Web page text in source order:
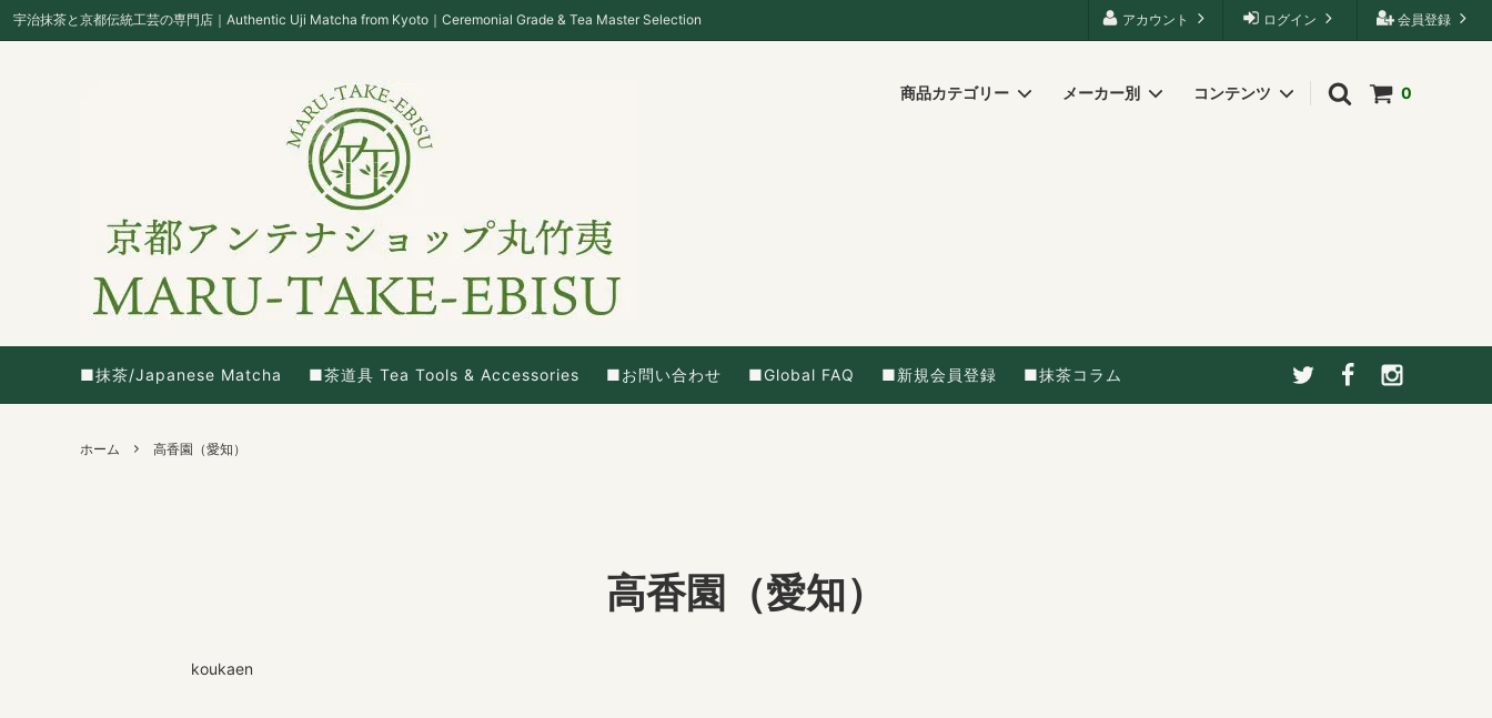
会員登録
ログイン
アカウント
宇治抹茶と京都伝統工芸の専門店｜Authentic Uji Matcha from Kyoto｜Ceremonial Grade & Tea Master Selection
0
商品カテゴリー メーカー別 コンテンツ
■抹茶/Japanese Matcha ■茶道具 Tea Tools & Accessories ■お問い合わせ ■Global FAQ ■新規会員登録 ■抹茶コラム
ホーム 高香園（愛知）
高香園（愛知）
koukaen